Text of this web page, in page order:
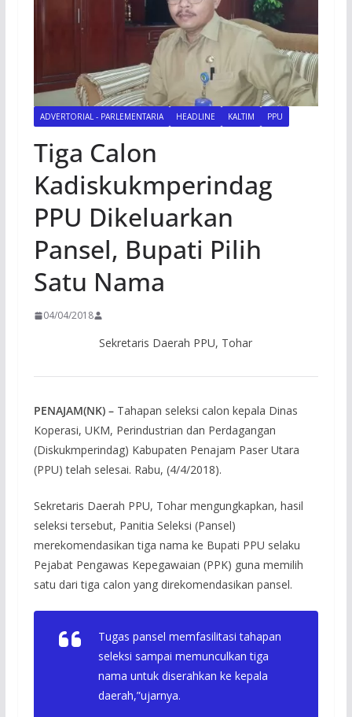
ADVERTORIAL - PARLEMENTARIA HEADLINE KALTIM PPU
Tiga Calon
Kadiskukmperindag
PPU Dikeluarkan
Pansel, Bupati Pilih
Satu Nama
04/04/2018
Sekretaris Daerah PPU, Tohar
PENAJAM(NK) –Tahapan seleksi calon kepala Dinas
Koperasi, UKM, Perindustrian dan Perdagangan
(Diskukmperindag) Kabupaten Penajam Paser Utara
(PPU) telah selesai. Rabu, (4/4/2018).
Sekretaris Daerah PPU, Tohar mengungkapkan, hasil
seleksi tersebut, Panitia Seleksi (Pansel)
merekomendasikan tiga nama ke Bupati PPU selaku
Pejabat Pengawas Kepegawaian (PPK) guna memilih
satu dari tiga calon yang direkomendasikan pansel.
Tugas pansel memfasilitasi tahapan
seleksi sampai memunculkan tiga
nama untuk diserahkan ke kepala
daerah,”ujarnya.